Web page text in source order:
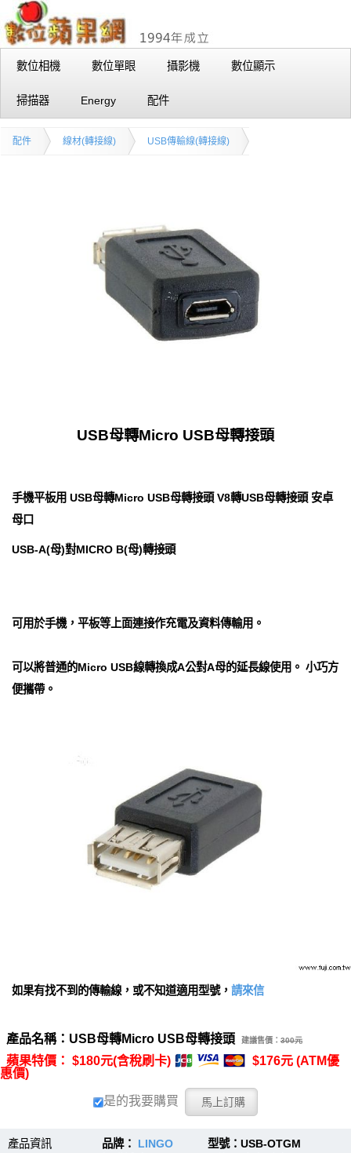
數位相機 數位單眼 攝影機 數位顯示
掃描器 Energy 配件
配件 線材(轉接線) USB傳輸線(轉接線)
USB母轉Micro USB母轉接頭
手機平板用 USB母轉Micro USB母轉接頭 V8轉USB母轉接頭 安卓
母口
USB-A(母)對MICRO B(母)轉接頭
可用於手機，平板等上面連接作充電及資料傳輸用。
可以將普通的Micro USB線轉換成A公對A母的延長線使用。 小巧方
便攜帶。
如果有找不到的傳輸線，或不知道適用型號， 請來信
產品名稱：USB母轉Micro USB母轉接頭 建議售價： 300元
蘋果特價： $180元(含稅刷卡)
$176元 (ATM優
惠價)
是的我要購買
產品資訊 品牌： LINGO 型號：USB-OTGM